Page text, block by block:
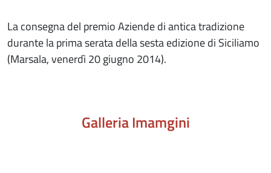
La consegna del premio Aziende di antica tradizione
durante la prima serata della sesta edizione di Siciliamo
(Marsala, venerdì 20 giugno 2014).
Galleria Imamgini